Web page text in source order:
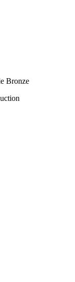
Bronze